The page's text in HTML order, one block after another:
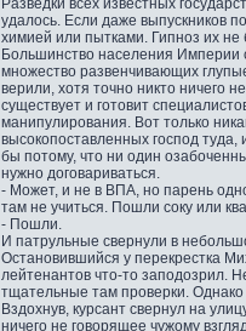
Разведки всех известных
удалось. Если даже выпускников
химией или пытками. Гипноз их не
Большинство населения Империи
множество развенчивающих
верили, хотя точно никто ничего
существует и готовит
манипулирования. Вот только
высокопоставленных господ
бы потому, что ни один
нужно договариваться.
- Может, и не в ВПА, но парень
там не учиться. Пошли соку или
- Пошли.
И патрульные свернули в
Остановившийся у перекрестка
лейтенантов что-то заподозрил.
тщательные там проверки.
Вздохнув, курсант свернул на
ничего не говорящее чужому